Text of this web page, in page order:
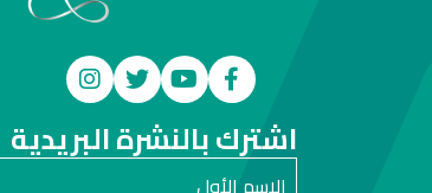
اشترك بالنشرة البريدية